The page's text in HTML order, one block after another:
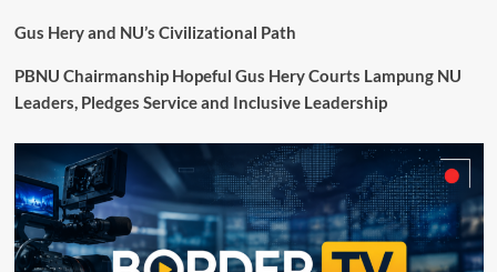
Gus Hery and NU’s Civilizational Path
PBNU Chairmanship Hopeful Gus Hery Courts Lampung NU
Leaders, Pledges Service and Inclusive Leadership